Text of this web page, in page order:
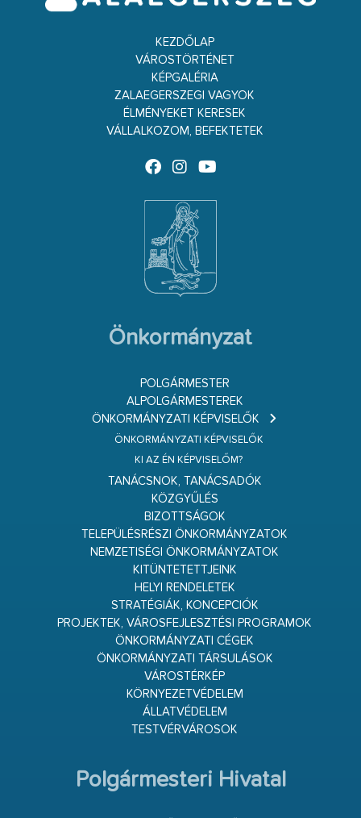
KEZDŐLAP
VÁROSTÖRTÉNET
KÉPGALÉRIA
ZALAEGERSZEGI VAGYOK
ÉLMÉNYEKET KERESEK
VÁLLALKOZOM, BEFEKTETEK
Önkormányzat
POLGÁRMESTER
ALPOLGÁRMESTEREK
ÖNKORMÁNYZATI KÉPVISELŐK
ÖNKORMÁNYZATI KÉPVISELŐK
KI AZ ÉN KÉPVISELŐM?
TANÁCSNOK, TANÁCSADÓK
KÖZGYŰLÉS
BIZOTTSÁGOK
TELEPÜLÉSRÉSZI ÖNKORMÁNYZATOK
NEMZETISÉGI ÖNKORMÁNYZATOK
KITÜNTETETTJEINK
HELYI RENDELETEK
STRATÉGIÁK, KONCEPCIÓK
PROJEKTEK, VÁROSFEJLESZTÉSI PROGRAMOK
ÖNKORMÁNYZATI CÉGEK
ÖNKORMÁNYZATI TÁRSULÁSOK
VÁROSTÉRKÉP
KÖRNYEZETVÉDELEM
ÁLLATVÉDELEM
TESTVÉRVÁROSOK
Polgármesteri Hivatal